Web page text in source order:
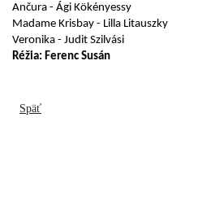
Ančura - Ági Kökényessy
Madame Krisbay - Lilla Litauszky
Veronika - Judit Szilvási
Réžia: Ferenc Susán
Späť